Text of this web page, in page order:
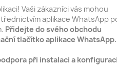
Vaši zákazníci vás mohou
aplikace WhatsApp
Přidejte do svého obchodu
tlačítko aplikace WhatsApp.
při instalaci a